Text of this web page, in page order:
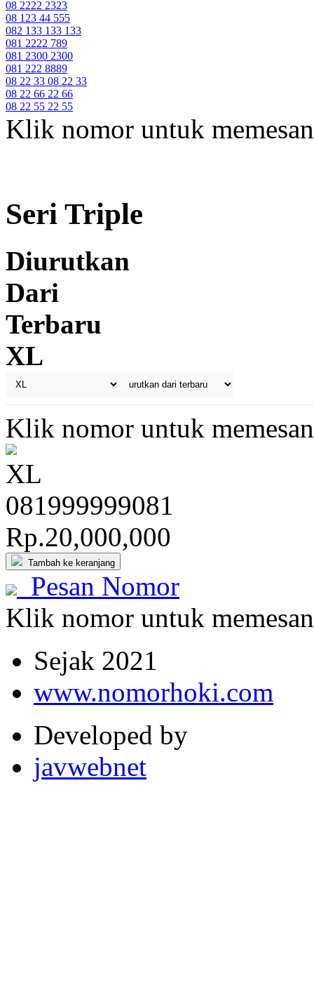
08 2222 2323
08 123 44 555
082 133 133 133
081 2222 789
081 2300 2300
081 222 8889
08 22 33 08 22 33
08 22 66 22 66
08 22 55 22 55
Klik nomor untuk memesan
Seri Triple
Diurutkan
Dari
Terbaru
XL
Klik nomor untuk memesan
XL
081999999081
Rp.20,000,000
Tambah ke keranjang
Pesan Nomor
Klik nomor untuk memesan
Sejak 2021
www.nomorhoki.com
Developed by
javwebnet